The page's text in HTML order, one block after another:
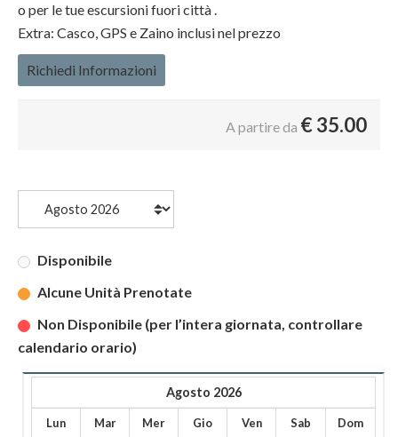
o per le tue escursioni fuori città .
Extra: Casco, GPS e Zaino inclusi nel prezzo
Richiedi Informazioni
A partire da €35.00
Disponibile
Alcune Unità Prenotate
Non Disponibile (per l’intera giornata, controllare
calendario orario)
Agosto 2026
Lun Mar Mer Gio Ven Sab Dom